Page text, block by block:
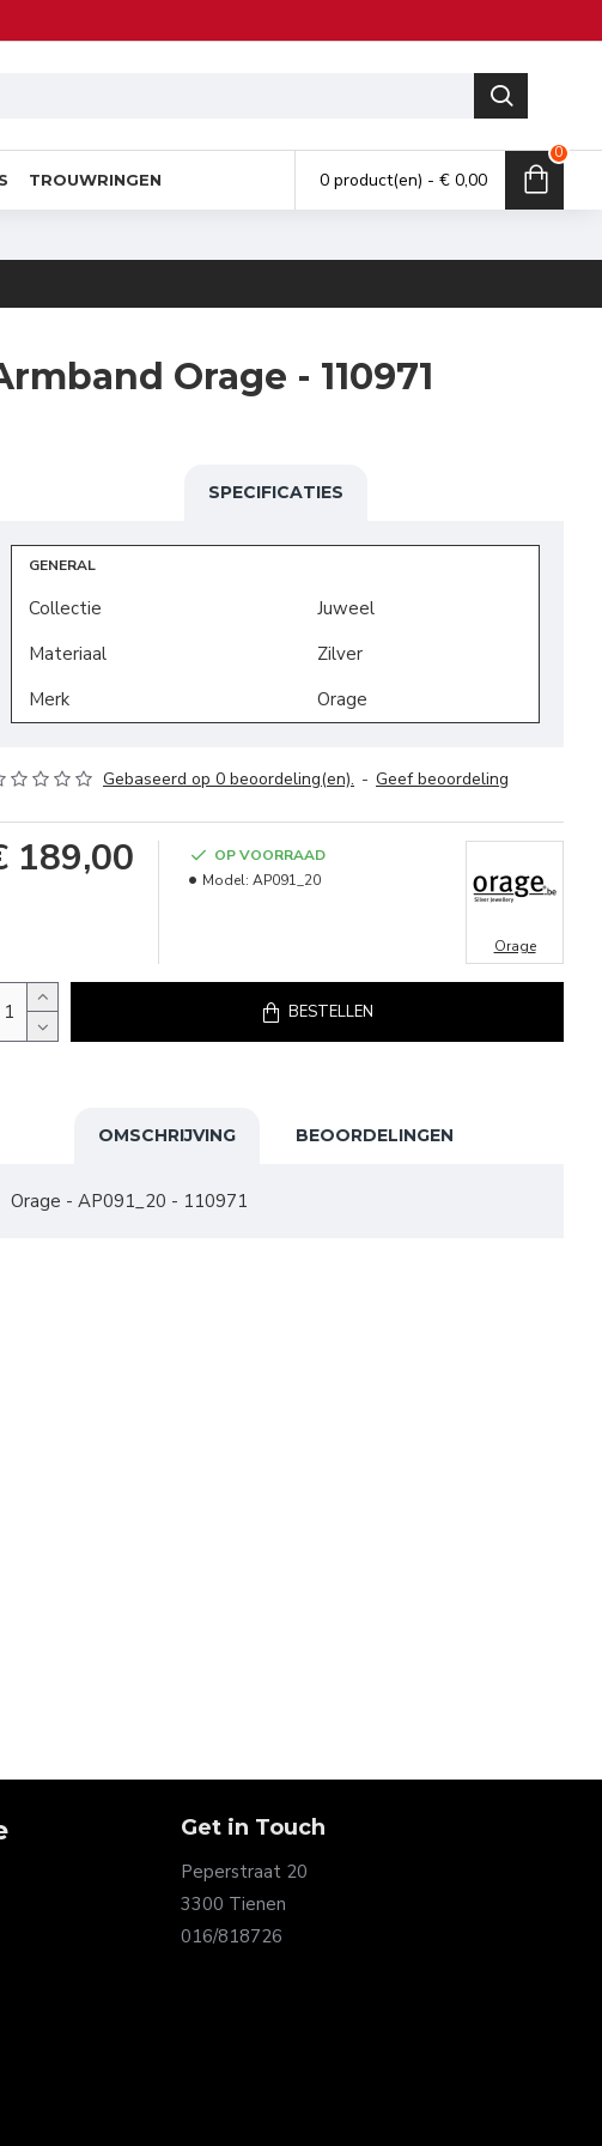
TROUWRINGEN 0 product(en) - € 0,00
0
Orage - 110971
SPECIFICATIES
GENERAL
Collectie
Juweel
Materiaal
Zilver
Merk
Orage
Gebaseerd op 0 beoordeling(en). - Geef beoordeling
189,00
OP VOORRAAD
Model: AP091_20
Orage
BESTELLEN
OMSCHRIJVING BEOORDELINGEN
Orage - AP091_20 - 110971
Get in Touch
Peperstraat 20
3300 Tienen
016/818726